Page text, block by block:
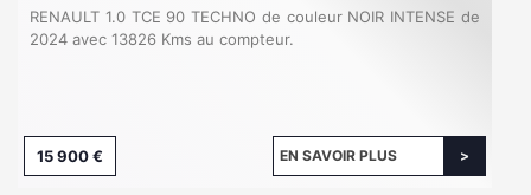
RENAULT 1.0 TCE 90 TECHNO de couleur NOIR INTENSE de
2024 avec 13826 Kms au compteur.
15 900 € EN SAVOIR PLUS